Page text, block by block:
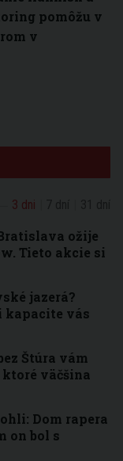
pomôžu v
v
3 dni
ožije
Tieto akcie si
jazerá?
kapacite vás
Štúra vám
väčšina
Dom rapera
on bol s